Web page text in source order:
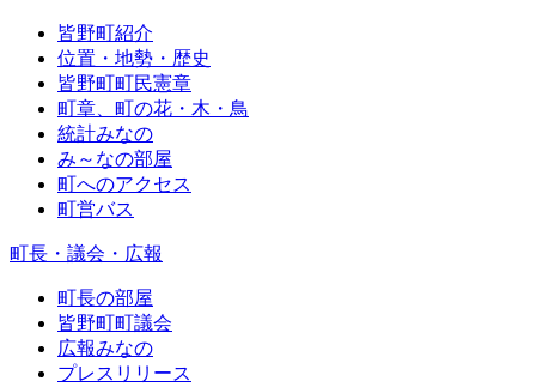
皆野町紹介
位置・地勢・歴史
皆野町町民憲章
町章、町の花・木・鳥
統計みなの
み～なの部屋
町へのアクセス
町営バス
町長・議会・広報
町長の部屋
皆野町町議会
広報みなの
プレスリリース